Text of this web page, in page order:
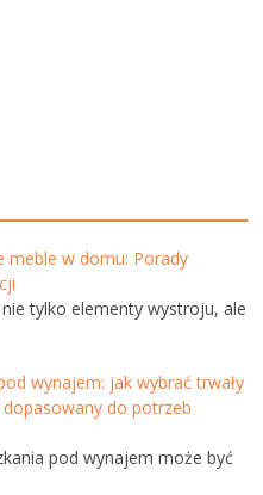
meble w domu: Porady
tylko elementy wystroju, ale
wynajem: jak wybrać trwały
do potrzeb
pod wynajem może być